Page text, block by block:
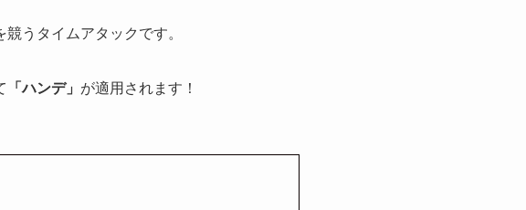
うタイムアタックです。
「ハンデ」 が適用されます！